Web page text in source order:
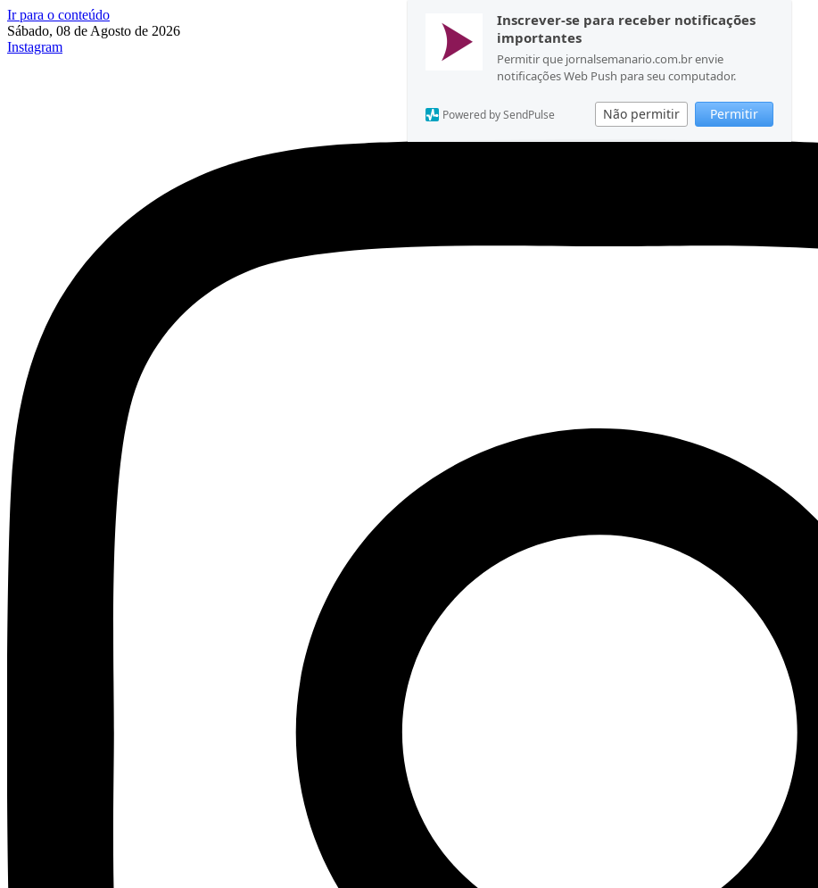
Inscrever-se para receber notificações
importantes
Permitir que jornalsemanario.com.br envie
notificações Web Push para seu computador.
Não permitir Permitir
Powered by SendPulse
Ir para o conteúdo
Sábado, 08 de Agosto de 2026
Instagram